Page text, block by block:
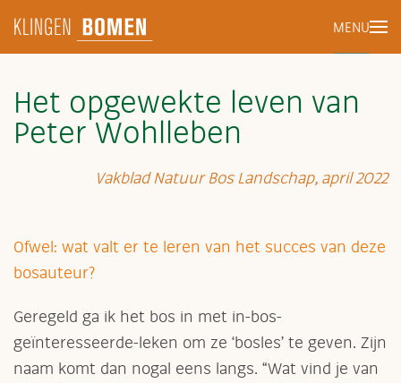
Terug naar hoofdinhoud
MENU
Het opgewekte leven van
Peter Wohlleben
Vakblad Natuur Bos Landschap, april 2022
Ofwel: wat valt er te leren van het succes van deze
bosauteur?
Geregeld ga ik het bos in met in-bos-
geïnteresseerde-leken om ze ‘bosles’ te geven. Zijn
naam komt dan nogal eens langs. “Wat vind je van